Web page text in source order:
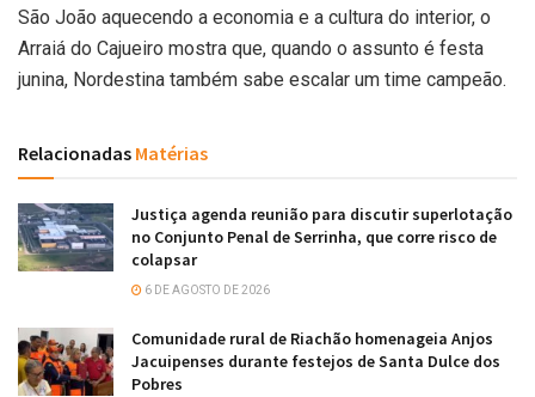
São João aquecendo a economia e a cultura do interior, o
Arraiá do Cajueiro mostra que, quando o assunto é festa
junina, Nordestina também sabe escalar um time campeão.
Relacionadas Matérias
Justiça agenda reunião para discutir superlotação
no Conjunto Penal de Serrinha, que corre risco de
colapsar
6 DE AGOSTO DE 2026
Comunidade rural de Riachão homenageia Anjos
Jacuipenses durante festejos de Santa Dulce dos
Pobres